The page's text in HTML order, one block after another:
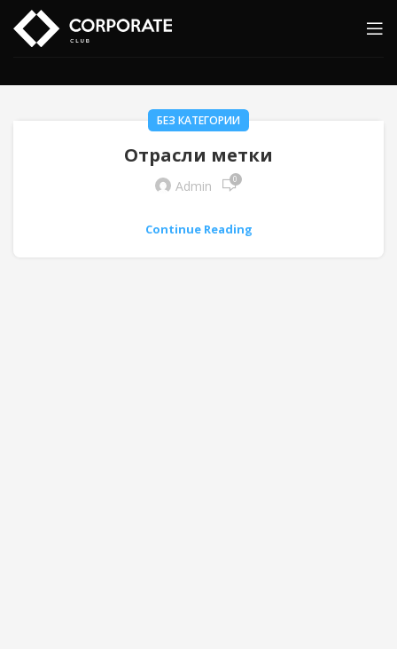
БЕЗ КАТЕГОРИИ
Отрасли метки
Admin 0
Continue Reading